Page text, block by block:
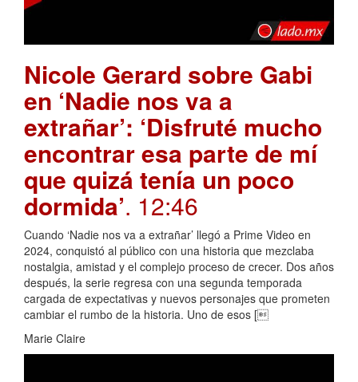
Nicole Gerard sobre Gabi
en ‘Nadie nos va a
extrañar’: ‘Disfruté mucho
encontrar esa parte de mí
que quizá tenía un poco
dormida’. 12:46
Cuando ‘Nadie nos va a extrañar’ llegó a Prime Video en
2024, conquistó al público con una historia que mezclaba
nostalgia, amistad y el complejo proceso de crecer. Dos años
después, la serie regresa con una segunda temporada
cargada de expectativas y nuevos personajes que prometen
cambiar el rumbo de la historia. Uno de esos [
Marie Claire